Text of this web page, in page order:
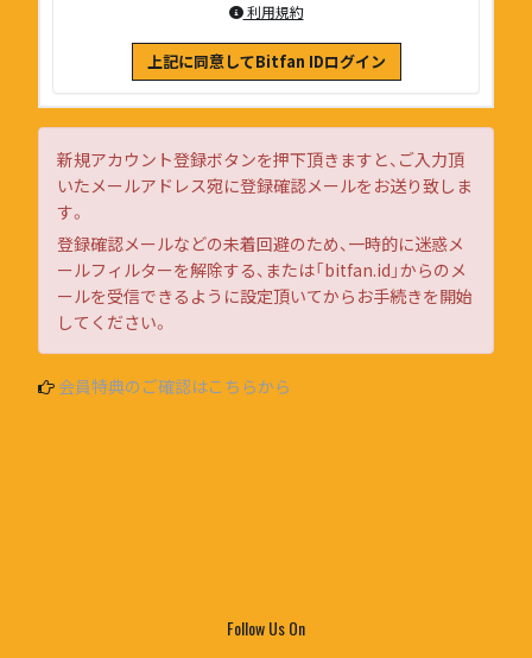
利用規約
上記に同意してBitfan IDログイン
新規アカウント登録ボタンを押下頂きますと、ご入力頂
いたメールアドレス宛に登録確認メールをお送り致しま
す。
登録確認メールなどの未着回避のため、一時的に迷惑メ
ールフィルターを解除する、または「bitfan.id」からのメ
ールを受信できるように設定頂いてからお手続きを開始
してください。
会員特典のご確認はこちらから
Follow Us On